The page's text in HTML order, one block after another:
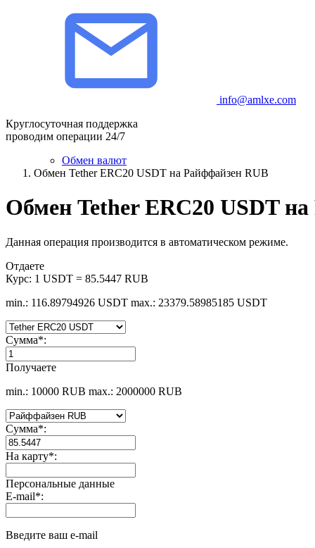
info@amlxe.com
Круглосуточная поддержка
проводим операции 24/7
Обмен валют
Обмен Tether ERC20 USDT на Райффайзен RUB
Обмен Tether ERC20 USDT
Данная операция производится в автоматическом режиме.
Отдаете
Курс: 1 USDT = 85.5447 RUB
min.: 116.89794926 USDT max.: 23379.58985185 USDT
Сумма*:
Получаете
min.: 10000 RUB max.: 2000000 RUB
Сумма*:
На карту*:
Персональные данные
E-mail*:
Введите ваш e-mail